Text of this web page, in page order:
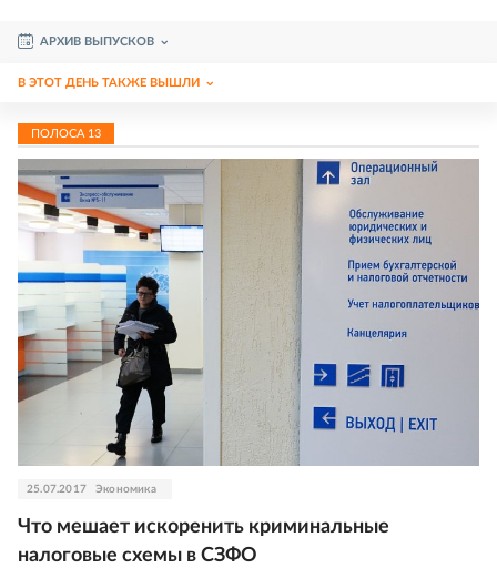
АРХИВ ВЫПУСКОВ
В ЭТОТ ДЕНЬ ТАКЖЕ ВЫШЛИ
ПОЛОСА 13
25.07.2017 Экономика
Что мешает искоренить криминальные
налоговые схемы в СЗФО